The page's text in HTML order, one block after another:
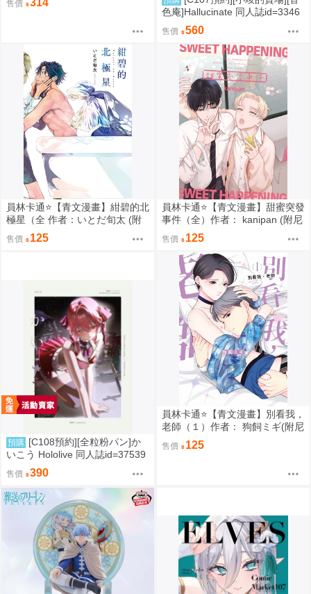
售價 314
色庵]Hallucinate 同人誌id=3346
298
售價 560
員林卡通⭐️【青文漫畫】紺碧的北
極星（全 作者：いとだ旬太 (附
尼采書套)
售價 125
員林卡通⭐️【青文漫畫】甜蜜突發
事件（全）作者： kanipan (附尼
采書套)
售價 125
預購 [C108預約][全粒粉パン]か
いこう Hololive 同人誌id=37539
89
售價 390
員林卡通⭐️【青文漫畫】別看我，
老師（１）作者： 狗飼ミギ(附尼
采書套)
售價 125